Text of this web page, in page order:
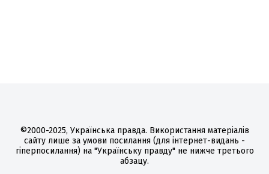
©2000-2025, Українська правда. Використання матеріалів
сайту лише за умови посилання (для інтернет-видань -
гіперпосилання) на "Українську правду" не нижче третього
абзацу.